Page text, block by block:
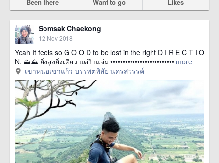
Been there Want to go Likes
Somsak Chaekong
12 Nov 2018
Yeah It feels so G O O D to be lost in the right D I R E C T I O
N. ⛰⛰ ยิ่งสูงยิ่งเสียว แต่วิวแจ่ม •••••••••••••••••••••••••• more
เขาหน่อเขาแก้ว บรรพตพิสัย นครสวรรค์